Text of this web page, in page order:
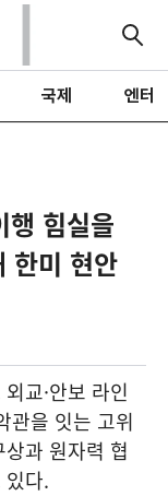
국제 엔터
힘실을
미 현안
교·안보 라인
관을 잇는 고위
과 원자력 협
다.